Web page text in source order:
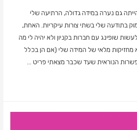
גם נערה במידה גדולה, הרתיעה שלי
בתודעה שלי בשתי צורות עיקריות. האחת,
שופינג עם חברות בקניון ולא יהיה לי מה
מחזיקות מלאי של המידה שלי (אם הן בכלל
הנוראית שעד שכבר מצאתי פריט …